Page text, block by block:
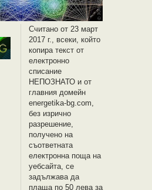
Считано от 23 март
2017 г., всеки, който
копира текст от
електронно
списание
НЕПОЗНАТО и oт
главния домейн
energetika-bg.com,
без изрично
разрешение,
получено на
съответната
електронна поща на
уебсайта, се
задължава да
плаща по 50 лева за